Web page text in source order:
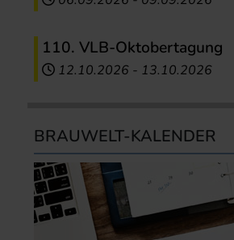
110. VLB-Oktobertagung
12.10.2026 - 13.10.2026
BRAUWELT-KALENDER